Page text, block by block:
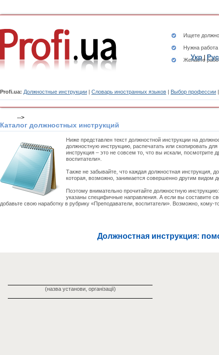
Ищете
Нужна
Желаете
Profi.ua: Должностные инструкции | Словарь иностранных языков | Выбор профессии
Укр| Рус
-->
Каталог должностных инструкций
Ниже представлен текст должностной инструкции на
должностную инструкцию, распечатать или скопировать
инструкция – это не совсем то, что вы искали, посмотрите
воспитатели».
Также не забывайте, что каждая должностная инструкция,
которая, возможно, занимается совершенно другим видом
Поэтому внимательно прочитайте должностную
указаны специфичные направления. А если вы составите
добавьте свою наработку в рубрику «Преподаватели, воспитатели». Возможно, кому-
Должностная инструкция:
(назва установи, організації)